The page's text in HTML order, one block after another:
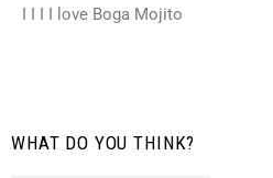
I I I I love Boga Mojito
WHAT DO YOU THINK?